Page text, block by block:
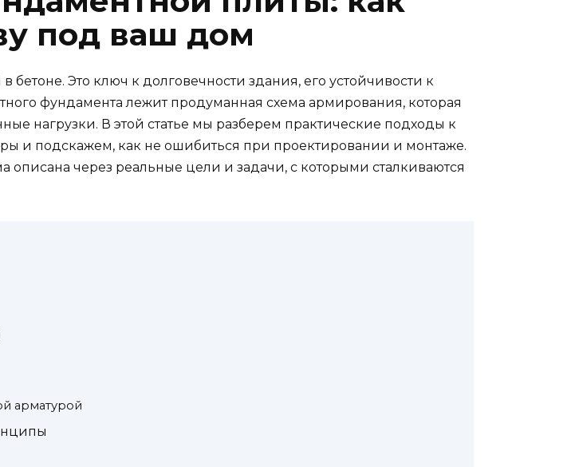
под ваш дом
Это ключ к долговечности здания, его устойчивости к
фундамента лежит продуманная схема армирования, которая
нагрузки. В этой статье мы разберем практические подходы к
и подскажем, как не ошибиться при проектировании и монтаже.
через реальные цели и задачи, с которыми сталкиваются
арматурой